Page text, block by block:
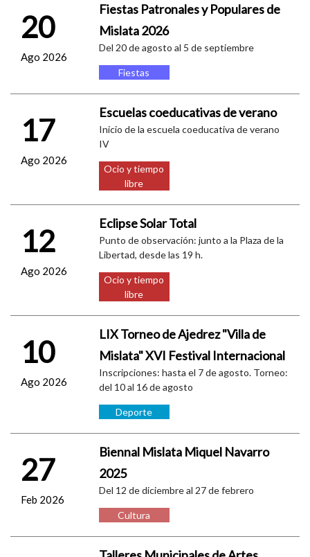
20
Ago 2026
Fiestas Patronales y Populares de
Mislata 2026
Del 20 de agosto al 5 de septiembre
Fiestas
17
Ago 2026
Escuelas coeducativas de verano
Inicio de la escuela coeducativa de verano
IV
Ocio y tiempo
libre
12
Ago 2026
Eclipse Solar Total
Punto de observación: junto a la Plaza de la
Libertad, desde las 19 h.
Ocio y tiempo
libre
10
Ago 2026
LIX Torneo de Ajedrez "Villa de
Mislata" XVI Festival Internacional
Inscripciones: hasta el 7 de agosto. Torneo:
del 10 al 16 de agosto
Deporte
27
Feb 2026
Biennal Mislata Miquel Navarro
2025
Del 12 de diciembre al 27 de febrero
Cultura